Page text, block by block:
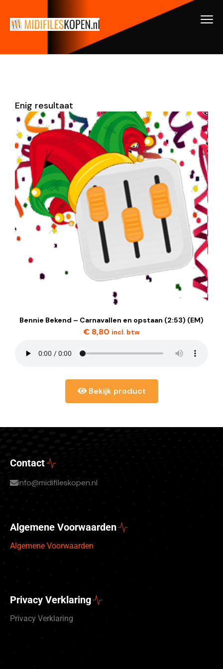
Enig resultaat
Bennie Bekend – Carnavallen en opstaan (2:53) (EM)
€ 8,80 incl. btw
Bekijk product
Contact
info@midifileskopen.nl
Algemene Voorwaarden
Algemene Voorwaarden
Privacy Verklaring
Privacy Verklaring